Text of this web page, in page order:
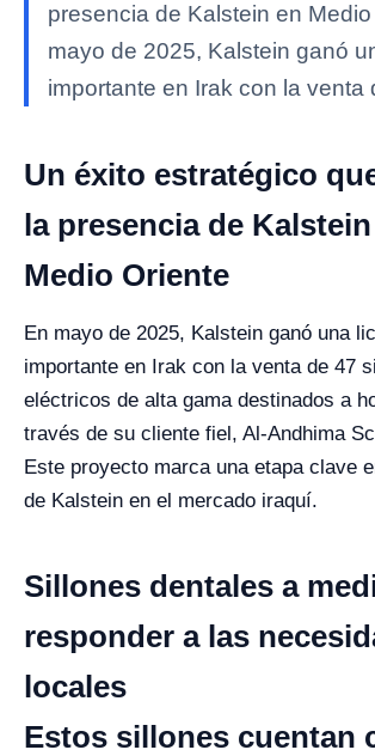
presencia de Kalstein en
mayo de 2025, Kalstein ganó
importante en Irak con la venta
Un éxito estratégico
la presencia de
Medio Oriente
En mayo de 2025, Kalstein ganó una
importante en Irak con la venta de 47
eléctricos de alta gama destinados a
través de su cliente fiel, Al-Andhima
Este proyecto marca una etapa clave
de Kalstein en el mercado iraquí.
Sillones dentales a
responder a las
locales
Estos sillones cuentan